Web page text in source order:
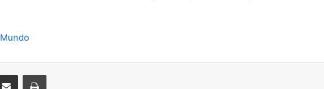
Mundo
Compartir por correo electrónicoImprimir